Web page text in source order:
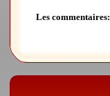
Les commentaires: